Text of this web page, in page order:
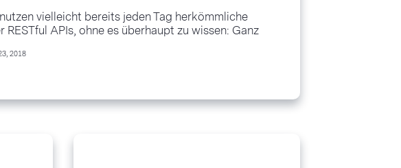
vielleicht bereits jeden Tag herkömmliche
RESTful APIs, ohne es überhaupt zu wissen: Ganz
Pizza bestellen oder Fotos...
2018